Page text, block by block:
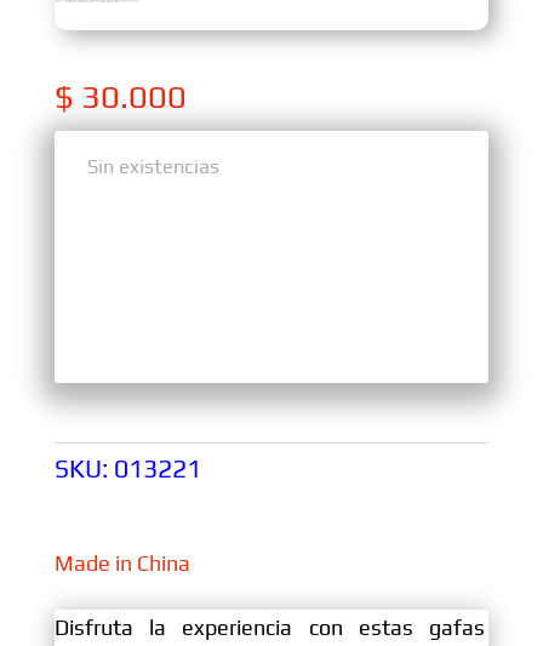
$ 30.000
Sin existencias
Sin existencias
SKU: 013221
Made in China
Disfruta la experiencia con estas gafas